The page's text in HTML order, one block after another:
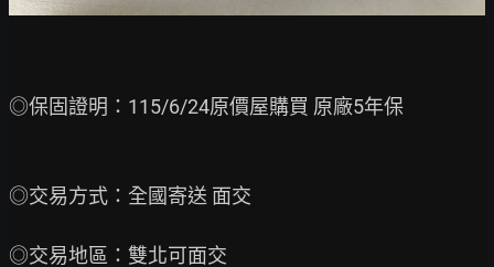
◎保固證明：115/6/24原價屋購買 原廠5年保
◎交易方式：全國寄送 面交
◎交易地區：雙北可面交